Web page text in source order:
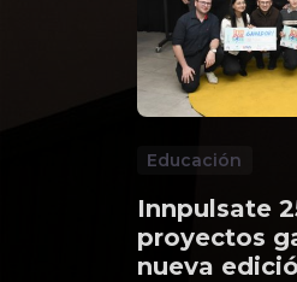
Educación
Innpulsate
proyectos
nueva